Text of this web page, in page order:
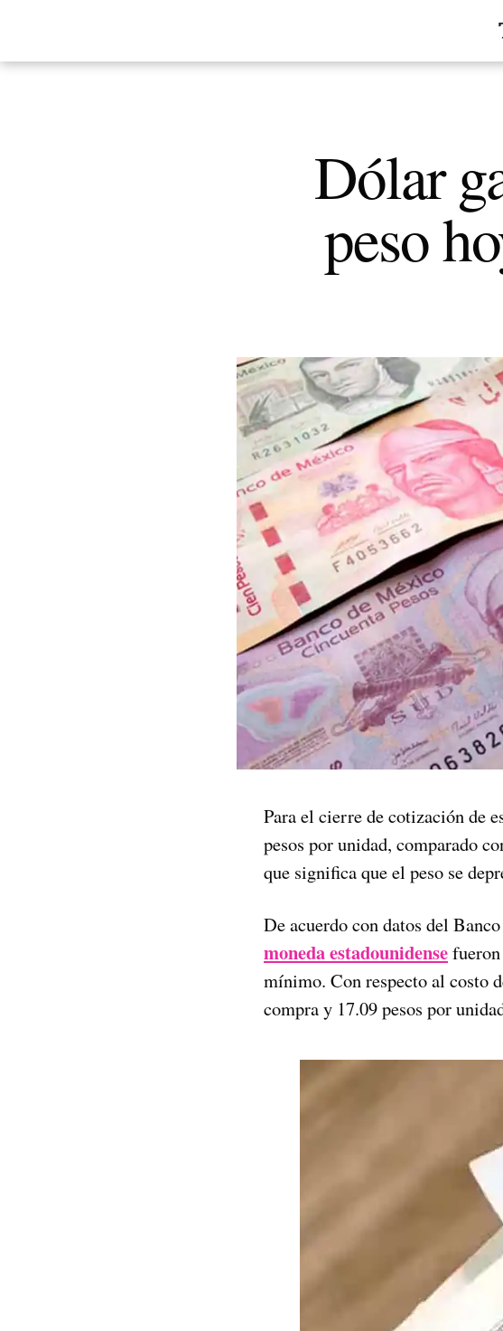
Dólar
peso
Para el cierre de cotización de
pesos por unidad, comparado
que significa queel peso se
De acuerdo con datos del
moneda estadounidense
mínimo. Con respecto al costo
compra y 17.09 pesos por